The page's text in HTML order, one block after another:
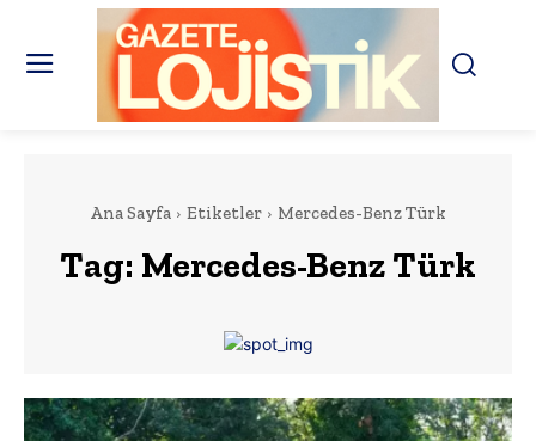
Ana Sayfa Etiketler Mercedes-Benz Türk
Tag: Mercedes-Benz Türk